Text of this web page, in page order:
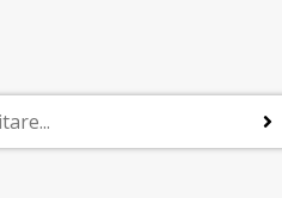
risorse umane